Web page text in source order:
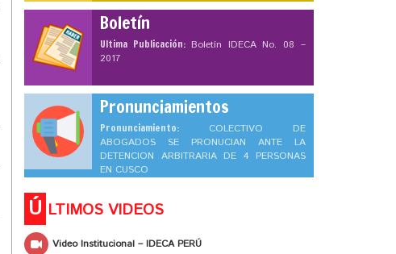
Boletín
Ultima Publicación: Boletín IDECA No. 08 –
2017
Pronunciamientos
Pronunciamiento: COLECTIVO DE
ABOGADOS SE PRONUCIAN ANTE LA
DETENCION ARBITRARIA DE 4 PERSONAS
EN CUSCO
Ú LTIMOS VIDEOS
Video Institucional – IDECA PERÚ